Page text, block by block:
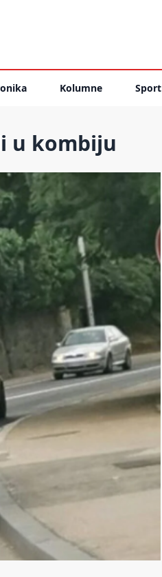
Kolumne Sport
u kombiju